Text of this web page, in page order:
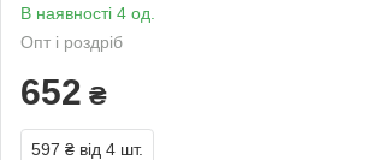
В наявності 4 од.
Опт і роздріб
652 ₴
597 ₴ від 4 шт.